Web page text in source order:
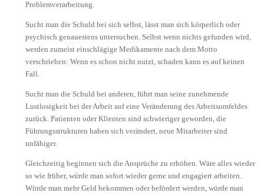
Problemverarbeitung.
Sucht man die Schuld bei sich selbst, lässt man sich körperlich oder
psychisch genauestens untersuchen. Selbst wenn nichts gefunden wird,
werden zumeist einschlägige Medikamente nach dem Motto
verschrieben: Wenn es schon nicht nutzt, schaden kann es auf keinen
Fall.
Sucht man die Schuld bei anderen, führt man seine zunehmende
Lustlosigkeit bei der Arbeit auf eine Veränderung des Arbeitsumfeldes
zurück. Patienten oder Klienten sind schwieriger geworden, die
Führungsstrukturen haben sich verändert, neue Mitarbeiter sind
unfähiger.
Gleichzeitig beginnen sich die Ansprüche zu erhöhen. Wäre alles wieder
so wie früher, würde man sofort wieder gerne und engagiert arbeiten.
Würde man mehr Geld bekommen oder befördert werden, würde man